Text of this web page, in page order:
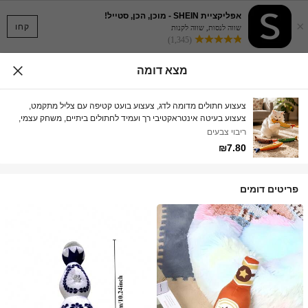
קחו ×
אפליקציית SHEIN - מוכן, הכן, סטייל!
שווה לנסות, שווה לקנות
(1,345)
מצא דומה
צעצוע חתולים מדומה לדג, צעצוע בועט קטיפה עם צליל מתקמט,
צעצוע בעיטה אינטראקטיבי רך ועמיד לחתולים ביתיים, משחק עצמי,
פעילות גופנית ובידור
ריבוי צבעים
₪7.80
פריטים דומים